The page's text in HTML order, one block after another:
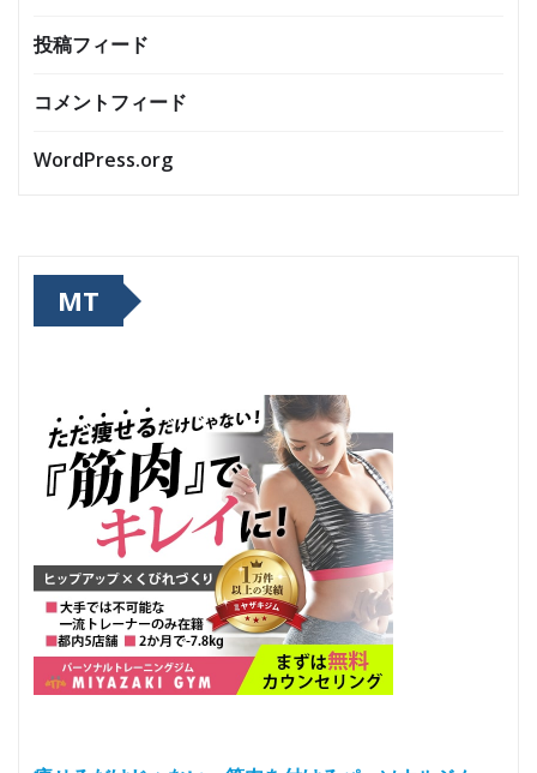
投稿フィード
コメントフィード
WordPress.org
MT